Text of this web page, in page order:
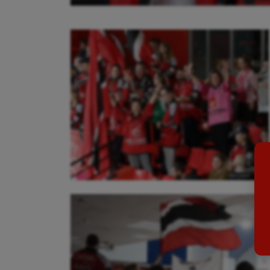
Aéronautique
Athlétisme
Aviron
Balle à la main
Ballon au poing
Baseball
Boules lyonnaises
Flag